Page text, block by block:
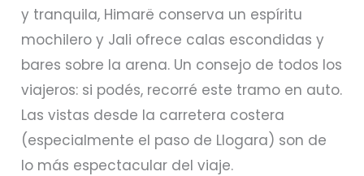
y tranquila, Himarë conserva un espíritu
mochilero y Jali ofrece calas escondidas y
bares sobre la arena. Un consejo de todos los
viajeros: si podés, recorré este tramo en auto.
Las vistas desde la carretera costera
(especialmente el paso de Llogara) son de
lo más espectacular del viaje.